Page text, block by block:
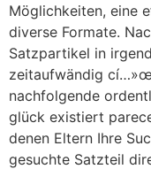
Möglichkeiten, eine
diverse Formate.
Satzpartikel in
zeitaufwändig
nachfolgende
glück existiert
denen Eltern Ihre
gesuchte Satzteil